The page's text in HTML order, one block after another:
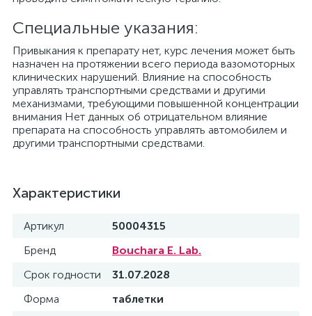
Специальные указания:
Привыкания к препарату нет, курс лечения может быть
назначен на протяжении всего периода вазомоторных
клинических нарушений. Влияние на способность
управлять транспортными средствами и другими
механизмами, требующими повышенной концентрации
внимания Нет данных об отрицательном влияние
препарата на способность управлять автомобилем и
другими транспортными средствами.
Характеристики
Артикул
50004315
Бренд
Bouchara E. Lab.
Срок годности
31.07.2028
Форма
таблетки